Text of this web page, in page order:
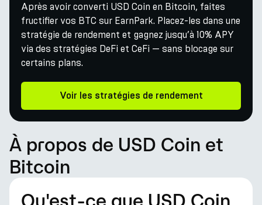
Après avoir converti USD Coin en Bitcoin, faites
fructifier vos BTC sur EarnPark. Placez-les dans une
stratégie de rendement et gagnez jusqu’à 10% APY
via des stratégies DeFi et CeFi — sans blocage sur
certains plans.
Voir les stratégies de rendement
À propos de USD Coin et
Bitcoin
Qu'est-ce que USD Coin